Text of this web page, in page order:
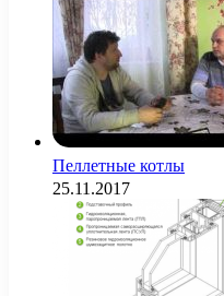
Пеллетные котлы
25.11.2017